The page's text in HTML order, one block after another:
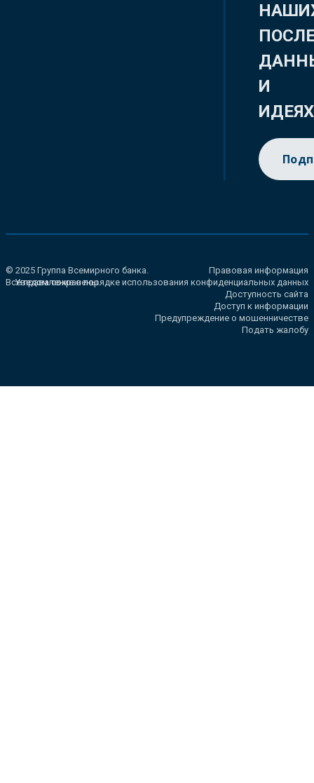
И
ИДЕЯХ
© 2025 Группа Всемирного банка.
Все права сохранены.
Правовая информация
Уведомление о порядке использования конфиденциальных данных
Доступность сайта
Доступ к информации
Предупреждение о мошенничестве
Подать жалобу